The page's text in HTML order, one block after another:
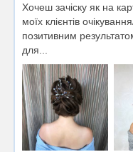
Хочеш зачіску як на
моїх клієнтів
позитивним
для...